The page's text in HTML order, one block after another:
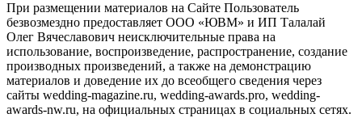
При размещении материалов на Сайте Пользователь
безвозмездно предоставляет ООО «ЮВМ» и ИП Талалай
Олег Вячеславович неисключительные права на
использование, воспроизведение, распространение, создание
производных произведений, а также на демонстрацию
материалов и доведение их до всеобщего сведения через
сайты wedding-magazine.ru, wedding-awards.pro, wedding-
awards-nw.ru, на официальных страницах в социальных сетях.